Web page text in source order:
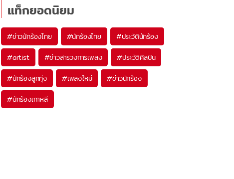
แท็กยอดนิยม
#ข่าวนักร้องไทย #นักร้องไทย #ประวัตินักร้อง
#artist #ข่าวสารวงการเพลง #ประวัติศิลปิน
#นักร้องลูกทุ่ง #เพลงใหม่ #ข่าวนักร้อง
#นักร้องเกาหลี